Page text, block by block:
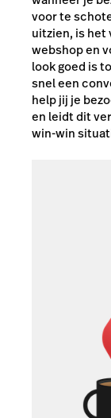
voor te
uitzien, is het
webshop en
look goed is
snel een
help jij je
en leidt dit
win-win